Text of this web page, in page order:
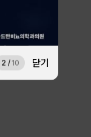
2 / 10 닫기